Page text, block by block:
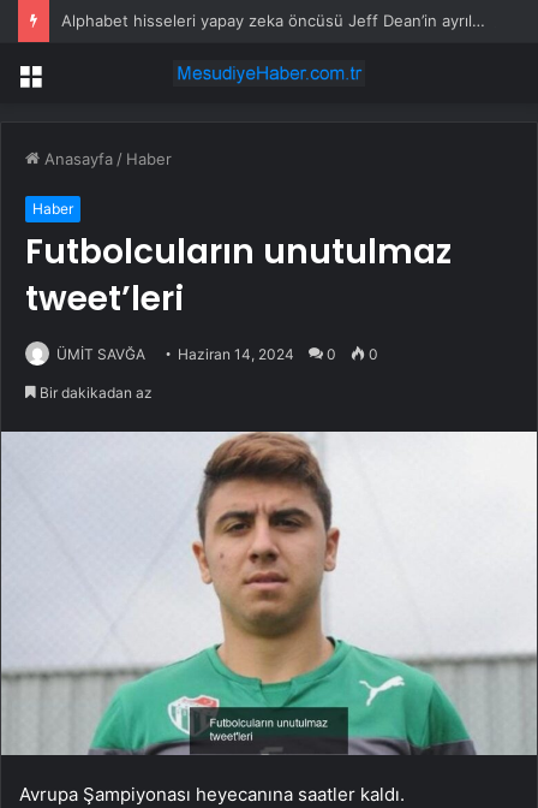
Alphabet hisseleri yapay zeka öncüsü Jeff Dean’in ayrılmasıyla %5 düştü
Menü
Anasayfa / Haber
Haber
Futbolcuların unutulmaz
tweet’leri
ÜMİT SAVĞA Haziran 14, 2024 0 0
Bir dakikadan az
Avrupa Şampiyonası heyecanına saatler kaldı.